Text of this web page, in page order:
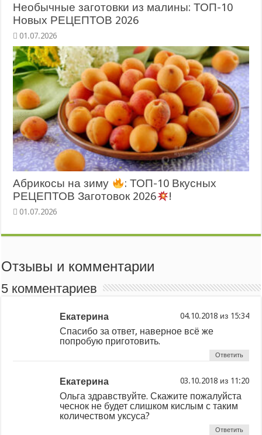
Необычные заготовки из малины: ТОП-10
Новых РЕЦЕПТОВ 2026
Абрикосы на зиму
: ТОП-10 Вкусных
РЕЦЕПТОВ Заготовок 2026
!
Отзывы и комментарии
5 комментариев
Екатерина из
Спасибо за ответ, наверное всё же
попробую приготовить.
Ответить
Екатерина из
Ольга здравствуйте. Скажите пожалуйста
чеснок не будет слишком кислым с таким
количеством уксуса?
Ответить